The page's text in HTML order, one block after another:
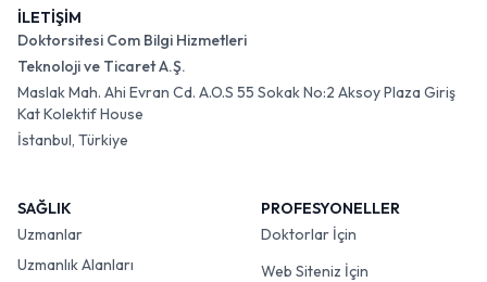
İLETİŞİM
Doktorsitesi Com Bilgi Hizmetleri
Teknoloji ve Ticaret A.Ş.
Maslak Mah. Ahi Evran Cd. A.O.S 55 Sokak No:2 Aksoy Plaza Giriş
Kat Kolektif House
İstanbul, Türkiye
SAĞLIK
Uzmanlar
Uzmanlık Alanları
PROFESYONELLER
Doktorlar İçin
Web Siteniz İçin